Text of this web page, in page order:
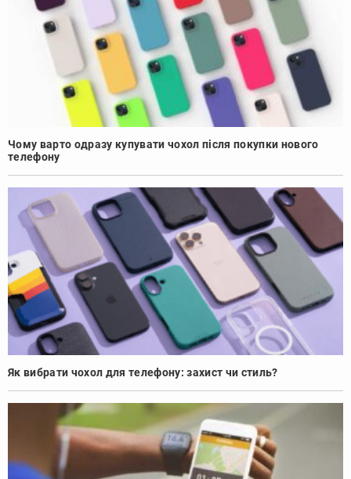
Чому варто одразу купувати чохол після покупки нового
телефону
Як вибрати чохол для телефону: захист чи стиль?